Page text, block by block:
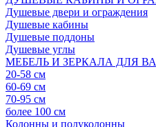
Душевые двери и ограждения
Душевые кабины
Душевые поддоны
Душевые углы
МЕБЕЛЬ И ЗЕРКАЛА ДЛЯ
20-58 см
60-69 см
70-95 см
более 100 см
Колонны и полуколонны